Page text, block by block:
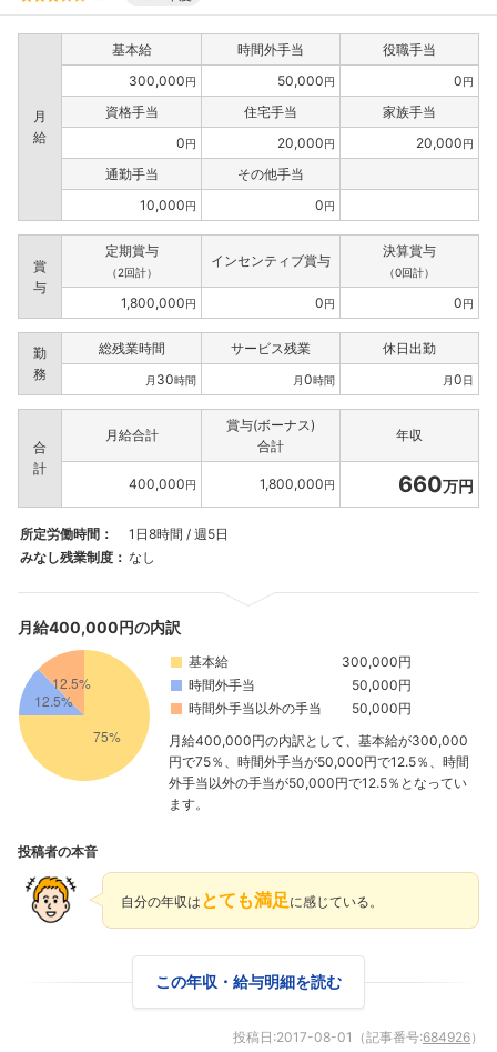
月
給
基本給 時間外手当
役職手当
300,000円 50,000円 0円
資格手当 住宅手当
家族手当
0円 20,000円 20,000円
通勤手当
その他手当
10,000円 0円
賞
与
定期賞与
（2回計）
インセンティブ賞与
決算賞与
（0回計）
1,800,000円 0円 0円
勤
務
総残業時間 サービス残業 休日出勤
月 30時間 月0時間 月0日
合
計
月給合計
賞与(ボーナス)
合計
年収
400,000円 1,800,000円 660万円
所定労働時間：
1日8時間 / 週5日
みなし残業制度： なし
月給400,000円の内訳
基本給
300,000円
時間外手当
50,000円
時間外手当以外の手当
50,000円
月給400,000円の内訳として、基本給が300,000
円で75％、時間外手当が50,000円で12.5％、時間
外手当以外の手当が50,000円で12.5％となってい
ます。
投稿者の本音
自分の年収は とても満足 に感じている。
この年収・給与明細を読む
投稿日:2017-08-01 （記事番号:684926）